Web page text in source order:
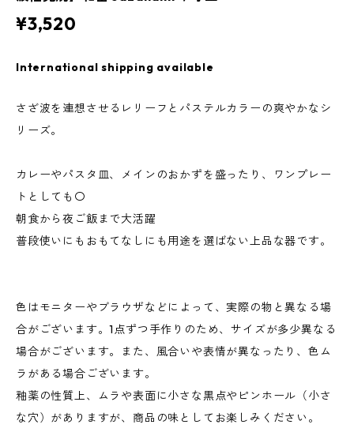
¥3,520
International shipping available
さざ波を連想させるレリーフとパステルカラーの爽やかなシ
リーズ。
カレーやパスタ皿、メインのおかずを盛ったり、ワンプレー
トとしても〇
朝食から夜ご飯まで大活躍
普段使いにもおもてなしにも用途を選ばない上品な器です。
色はモニターやブラウザなどによって、実際の物と異なる場
合がございます。1点ずつ手作りのため、サイズが多少異なる
場合がございます。また、風合いや表情が異なったり、色ム
ラがある場合ございます。
釉薬の性質上、ムラや表面に小さな黒点やピンホール（小さ
な穴）がありますが、商品の味としてお楽しみください。